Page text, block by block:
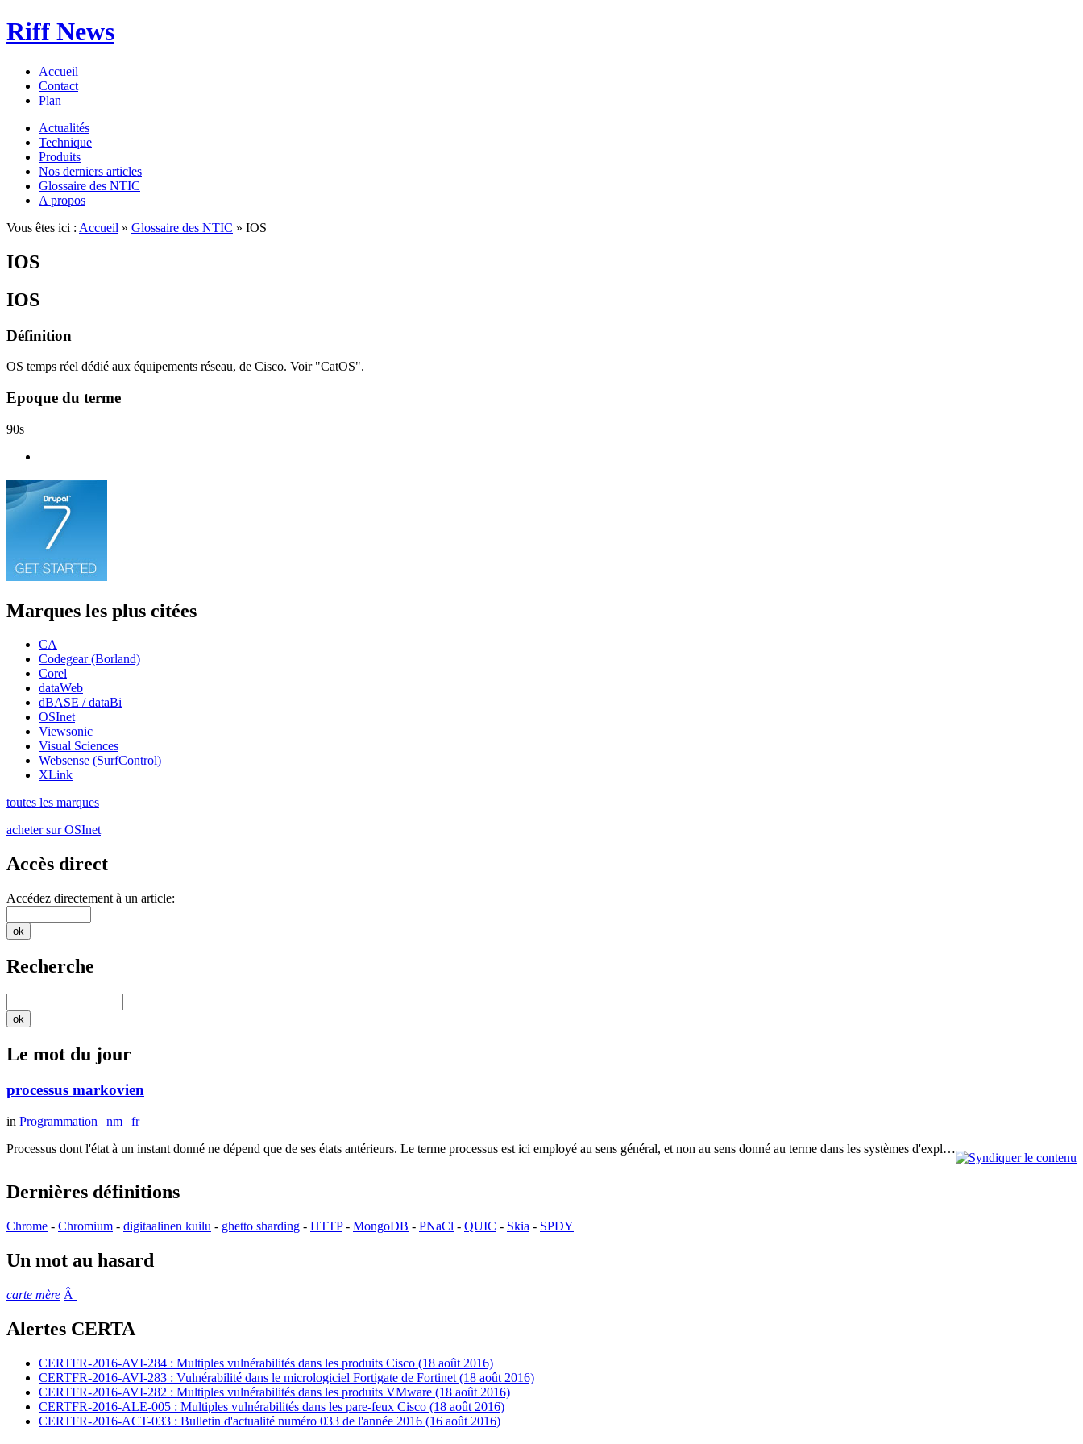
Riff News
Accueil
Contact
Plan
Actualités
Technique
Produits
Nos derniers articles
Glossaire des NTIC
A propos
Vous êtes ici : Accueil » Glossaire des NTIC » IOS
IOS
IOS
Définition
OS temps réel dédié aux équipements réseau, de Cisco. Voir "CatOS".
Epoque du terme
90s
Marques les plus citées
CA
Codegear (Borland)
Corel
dataWeb
dBASE / dataBi
OSInet
Viewsonic
Visual Sciences
Websense (SurfControl)
XLink
toutes les marques
acheter sur OSInet
Accès direct
Accédez directement à un article:
Recherche
Le mot du jour
processus markovien
in Programmation | nm | fr
Processus dont l'état à un instant donné ne dépend que de ses états antérieurs. Le terme processus est ici employé au sens général, et non au sens donné au terme dans les systèmes d'expl…
Dernières définitions
Chrome - Chromium - digitaalinen kuilu - ghetto sharding - HTTP- MongoDB - PNaCl - QUIC - Skia - SPDY
Un mot au hasard
carte mère Â
Alertes CERTA
CERTFR-2016-AVI-284 : Multiples vulnérabilités dans les produits Cisco (18 août 2016)
CERTFR-2016-AVI-283 : Vulnérabilité dans le micrologiciel Fortigate de Fortinet (18 août 2016)
CERTFR-2016-AVI-282 : Multiples vulnérabilités dans les produits VMware (18 août 2016)
CERTFR-2016-ALE-005 : Multiples vulnérabilités dans les pare-feux Cisco (18 août 2016)
CERTFR-2016-ACT-033 : Bulletin d'actualité numéro 033 de l'année 2016 (16 août 2016)